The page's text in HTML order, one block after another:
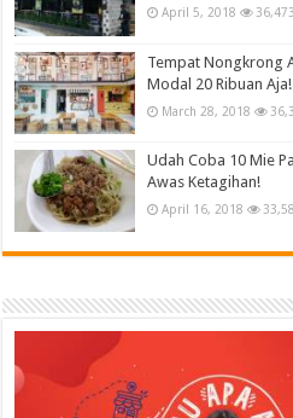
April 5, 2018 36,473
Tempat Nongkrong
Modal 20 Ribuan Aja!
March 28, 2018
Udah Coba 10 Mie
Awas Ketagihan!
April 16, 2018